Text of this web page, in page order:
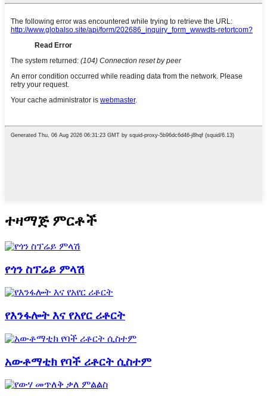
ተዛማጅ ምርቶች
የጎን ስፕሬይ ምላሽ
የእንፋሎት እና የአየር ሪቶርት
አውቶማቲክ የባች ሪቶርት ሲስተም